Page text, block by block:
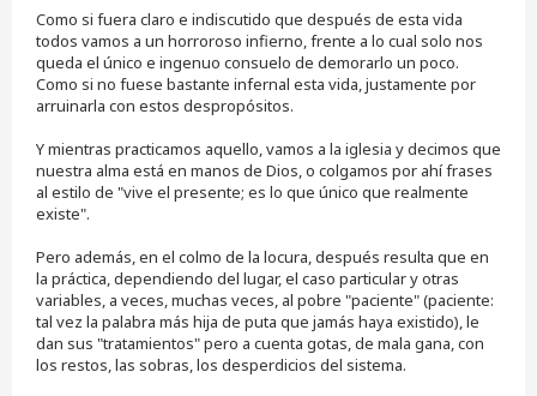
Como si fuera claro e indiscutido que después de esta vida
todos vamos a un horroroso infierno, frente a lo cual solo nos
queda el único e ingenuo consuelo de demorarlo un poco.
Como si no fuese bastante infernal esta vida, justamente por
arruinarla con estos despropósitos.
Y mientras practicamos aquello, vamos a la iglesia y decimos que
nuestra alma está en manos de Dios, o colgamos por ahí frases
al estilo de "vive el presente; es lo que único que realmente
existe".
Pero además, en el colmo de la locura, después resulta que en
la práctica, dependiendo del lugar, el caso particular y otras
variables, a veces, muchas veces, al pobre "paciente" (paciente:
tal vez la palabra más hija de puta que jamás haya existido), le
dan sus "tratamientos" pero a cuenta gotas, de mala gana, con
los restos, las sobras, los desperdicios del sistema.